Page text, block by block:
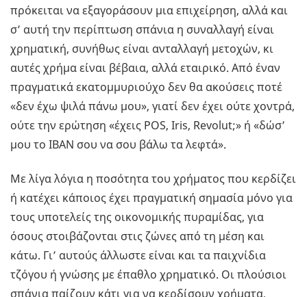
πρόκειται να εξαγοράσουν μια επιχείρηση, αλλά και
σ’ αυτή την περίπτωση σπάνια η συναλλαγή είναι
χρηματική, συνήθως είναι ανταλλαγή μετοχών, κι
αυτές χρήμα είναι βέβαια, αλλά εταιρικό. Από έναν
πραγματικά εκατομμυριούχο δεν θα ακούσεις ποτέ
«δεν έχω ψιλά πάνω μου», γιατί δεν έχει ούτε χοντρά,
ούτε την ερώτηση «έχεις POS, Iris, Revolut;» ή «δώσ’
μου το IBAN σου να σου βάλω τα λεφτά».
Με λίγα λόγια η ποσότητα του χρήματος που κερδίζει
ή κατέχει κάποιος έχει πραγματική σημασία μόνο για
τους υποτελείς της οικονομικής πυραμίδας, για
όσους στοιβάζονται στις ζώνες από τη μέση και
κάτω. Γι’ αυτούς άλλωστε είναι και τα παιχνίδια
τζόγου ή γνώσης με έπαθλο χρηματικό. Οι πλούσιοι
σπάνια παίζουν κάτι για να κερδίσουν χρήματα,